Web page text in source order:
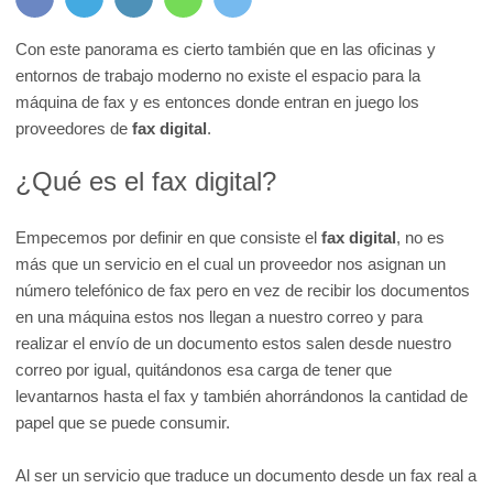
Con este panorama es cierto también que en las oficinas y
entornos de trabajo moderno no existe el espacio para la
máquina de fax y es entonces donde entran en juego los
proveedores de fax digital.
¿ Qué es el fax digital?
Empecemos por definir en que consiste el fax digital, no es
más que un servicio en el cual un proveedor nos asignan un
número telefónico de fax pero en vez de recibir los documentos
en una máquina estos nos llegan a nuestro correo y para
realizar el envío de un documento estos salen desde nuestro
correo por igual, quitándonos esa carga de tener que
levantarnos hasta el fax y también ahorrándonos la cantidad de
papel que se puede consumir.
Al ser un servicio que traduce un documento desde un fax real a